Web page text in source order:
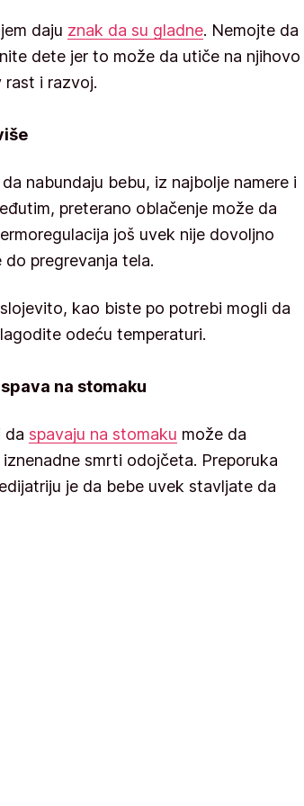
daju znak da su gladne. Nemojte da
dete jer to može da utiče na njihovo
rast i razvoj.
nabundaju bebu, iz najbolje namere i
preterano oblačenje može da
još uvek nije dovoljno
pregrevanja tela.
kao biste po potrebi mogli da
odeću temperaturi.
na stomaku
da spavaju na stomaku može da
smrti odojčeta. Preporuka
je da bebe uvek stavljate da